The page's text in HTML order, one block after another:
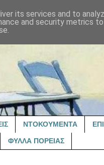
ΝΤΟΚΟΥΜΕΝΤΑ
ΦΥΛΛΑ ΠΟΡΕΙΑΣ
its services and to
and security metrics